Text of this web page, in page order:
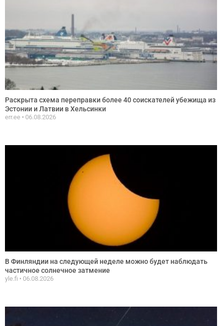
Раскрыта схема переправки более 40 соискателей убежища из
Эстонии и Латвии в Хельсинки
err.ee 06.08.2026
В Финляндии на следующей неделе можно будет наблюдать
частичное солнечное затмение
yle.fi 06.08.2026